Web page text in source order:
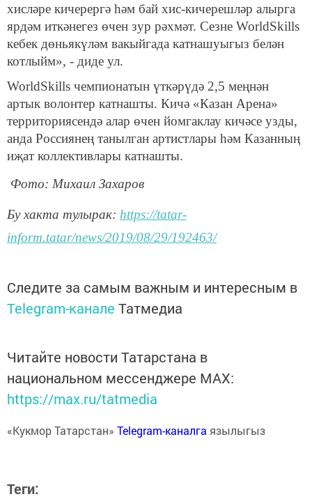
хисләре кичерергә һәм бай хис-кичерешләр алырга
ярдәм иткәнегез өчен зур рәхмәт. Сезне WorldSkills
кебек дөньякүләм вакыйгада катнашуыгыз белән
котлыйм», - диде ул.
WorldSkills чемпионатын үткәрүдә 2,5 меңнән
артык волонтер катнашты. Кичә «Казан Арена»
территориясендә алар өчен йомгаклау кичәсе узды,
анда Россиянең танылган артистлары һәм Казанның
иҗат коллективлары катнашты.
Фото: Михаил Захаров
Бу хакта тулырак: https://tatar-
inform.tatar/news/2019/08/29/192463/
Следите за самым важным и интересным в
Telegram-канале Татмедиа
Читайте новости Татарстана в
национальном мессенджере MАХ:
https://max.ru/tatmedia
«Кукмор Татарстан» Telegram-каналга язылыгыз
Теги: